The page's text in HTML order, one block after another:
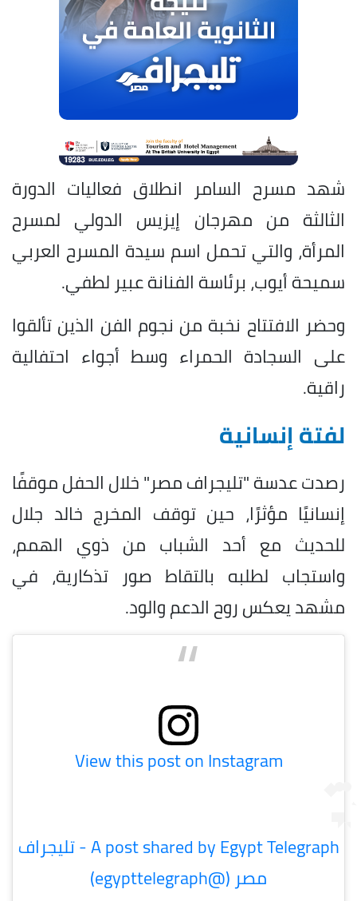
شهد مسرح السامر انطلاق فعاليات الدورة
الثالثة من مهرجان إيزيس الدولي لمسرح
المرأة، والتي تحمل اسم سيدة المسرح العربي
سميحة أيوب، برئاسة الفنانة عبير لطفي.
وحضر الافتتاح نخبة من نجوم الفن الذين تألقوا
على السجادة الحمراء وسط أجواء احتفالية
راقية.
لفتة إنسانية
رصدت عدسة "تليجراف مصر" خلال الحفل موقفًا
إنسانيًا مؤثرًا، حين توقف المخرج خالد جلال
للحديث مع أحد الشباب من ذوي الهمم،
واستجاب لطلبه بالتقاط صور تذكارية، في
مشهد يعكس روح الدعم والود.
View this post on Instagram
A post shared by Egypt Telegraph - تليجراف
مصر (@egypttelegraph)